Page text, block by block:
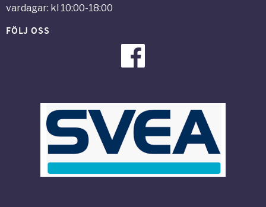
vardagar: kl 10:00-18:00
FÖLJ OSS